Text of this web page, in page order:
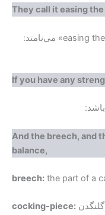
They call it easing
آن‌ها این کار را «easing the Spring» می‌نامند:
If you have any
And the breech, and
balance,
breech: the part of a
cocking-piece: